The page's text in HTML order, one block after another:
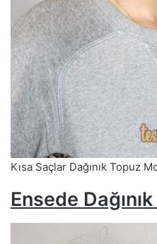
Kısa Saçlar Dağınık Topuz
Ensede